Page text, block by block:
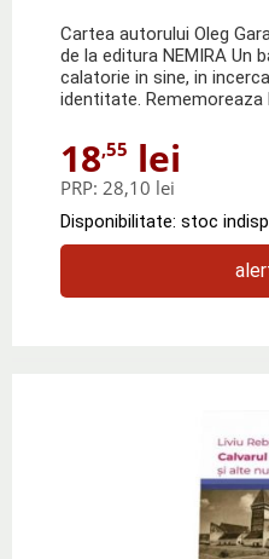
Cartea autorului Oleg
de la editura NEMIRA Un
calatorie in sine, in
identitate. Rememoreaza
18,55 lei
PRP: 28,10 lei
Disponibilitate: stoc